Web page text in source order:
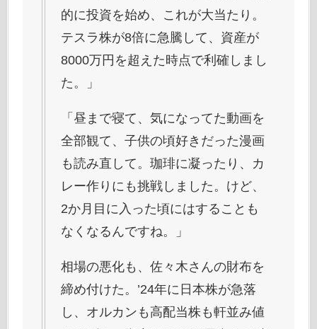
的に投資を始め、これが大当たり。
テスラ株が8倍に急騰して、資産が
8000万円を超えた時点で利確しまし
た。」
「昼まで寝て、気になってた動画を
全部観て、子供の頃好きだった漫画
も読み直して。珈琲に凝ったり、カ
レー作りにも挑戦しました。けど、
2か月目に入った頃にはすることも
なくなるんですね。」
相場の悪化も、佐々木さんの財布を
締め付けた。’24年に日本株が急落
し、オルカンも高配当株も軒並み値